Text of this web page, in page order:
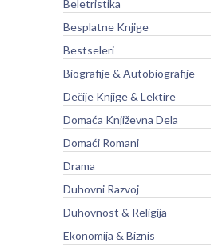
Beletristika
Besplatne Knjige
Bestseleri
Biografije & Autobiografije
Dečije Knjige & Lektire
Domaća Književna Dela
Domaći Romani
Drama
Duhovni Razvoj
Duhovnost & Religija
Ekonomija & Biznis